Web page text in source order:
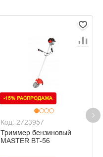
-15% РАСПРОДАЖА
Код: 2723957
Триммер бензиновый
MASTER BT-56